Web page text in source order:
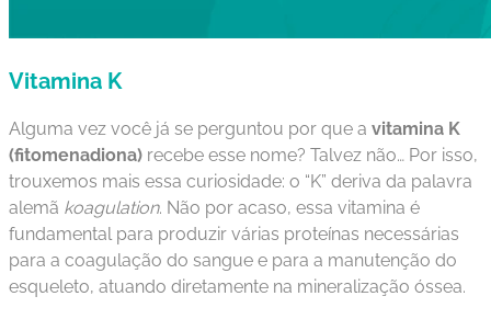
Vitamina K
Alguma vez você já se perguntou por que a vitamina K
(fitomenadiona) recebe esse nome? Talvez não… Por isso,
trouxemos mais essa curiosidade: o “K” deriva da palavra
alemã koagulation. Não por acaso, essa vitamina é
fundamental para produzir várias proteínas necessárias
para a coagulação do sangue e para a manutenção do
esqueleto, atuando diretamente na mineralização óssea.